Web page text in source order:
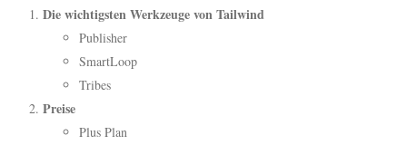
Die wichtigsten Werkzeuge von Tailwind
Publisher
SmartLoop
Tribes
Preise
Plus Plan